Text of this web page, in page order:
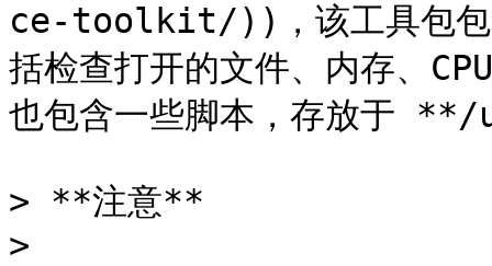
ce-toolkit/))，该工具包包含
括检查打开的文件、内存、
也包含一些脚本，存放于
> **注意**
>